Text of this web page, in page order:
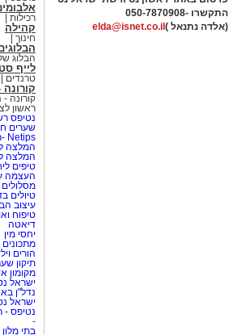
התקשרו -050-7870908
(אלדה נתנאל ) elda@isnet.co.il
רכילות
קהילה
חינוך
הבלוג
לייף
טרנדים
קורונה
ראשון
נטיפס
שערים
Netips -רשת חברתית לחכמת ההמונים
המלצה
המלצה
טיפים
העצמה
מסלולים
טיולים
עיצוב
טיפוח
דיאטה
יחסי מין
מתכונים
הורים
תיקון
מקומון
ישראל
נדל"ן
ישראל
נטיפס -
-
בתי